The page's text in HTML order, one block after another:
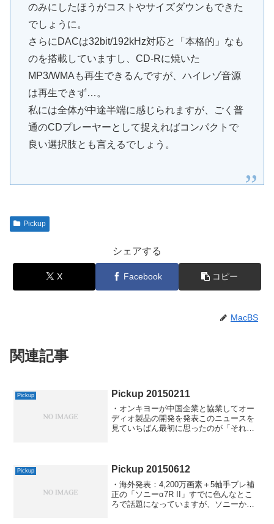
のみにしたほうがコストやサイズダウンもできた
でしょうに。
さらにDACは32bit/192kHz対応と「本格的」なも
のを搭載していますし、CD-Rに焼いた
MP3/WMAも再生できるんですが、ハイレゾ音源
は再生できず…。
私には全体が中途半端に感じられますが、ごく普
通のCDプレーヤーとして捉えればコンパクトで
良い選択肢とも言えるでしょう。
Pickup
シェアする
X Facebook コピー
MacBS
関連記事
Pickup Pickup 20150211
・オンキヨーが中国企業と協業してオー
ディオ製品の開発を発表このニュースを
見ていちばん最初に思ったのが「それじ
国市場向けの製品を作って...
Pickup Pickup 20150612
・海外発表：4,200万画素＋5軸手ブレ補
正の「ソニーα7R II」すでに色んなとこ
ろで話題になっていますが、ソニーから